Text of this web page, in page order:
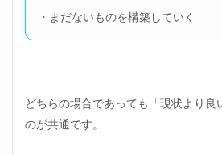
・まだないものを構築していく
どちらの場合であっても「現状より良
のが共通です。